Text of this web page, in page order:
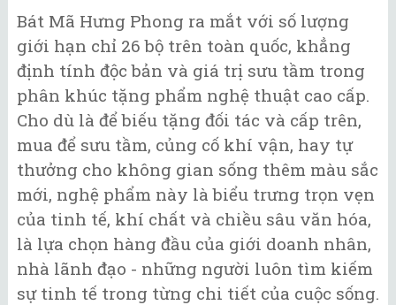
Bát Mã Hưng Phong ra mắt với số lượng
giới hạn chỉ 26 bộ trên toàn quốc, khẳng
định tính độc bản và giá trị sưu tầm trong
phân khúc tặng phẩm nghệ thuật cao cấp.
Cho dù là để biếu tặng đối tác và cấp trên,
mua để sưu tầm, củng cố khí vận, hay tự
thưởng cho không gian sống thêm màu sắc
mới, nghệ phẩm này là biểu trưng trọn vẹn
của tinh tế, khí chất và chiều sâu văn hóa,
là lựa chọn hàng đầu của giới doanh nhân,
nhà lãnh đạo - những người luôn tìm kiếm
sự tinh tế trong từng chi tiết của cuộc sống.